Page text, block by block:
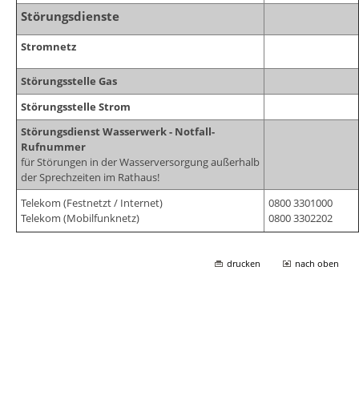
Störungsdienste
Stromnetz
Störungsstelle Gas
Störungsstelle Strom
Störungsdienst Wasserwerk - Notfall-
Rufnummer
für Störungen in der Wasserversorgung außerhalb
der Sprechzeiten im Rathaus!
Telekom (Festnetzt / Internet)
Telekom (Mobilfunknetz)
0800 3301000
0800 3302202
drucken nach oben